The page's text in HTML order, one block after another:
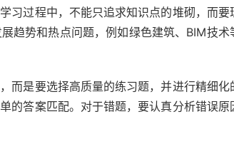
习过程中，不能只追求知识点的堆砌，而要
趋势和热点问题，例如绿色建筑、BIM技术
而是要选择高质量的练习题，并进行精细化
答案匹配。对于错题，要认真分析错误原